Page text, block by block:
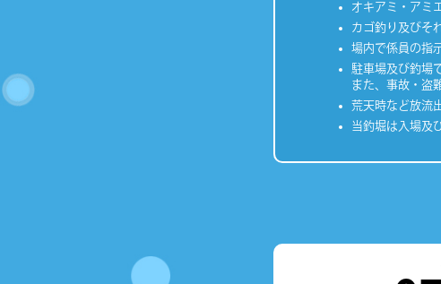
オキアミ・アミ
カゴ釣り及びそ
場内で係員の指
駐車場及び釣場
また、事故・盗
荒天時など放流
当釣堀は入場及